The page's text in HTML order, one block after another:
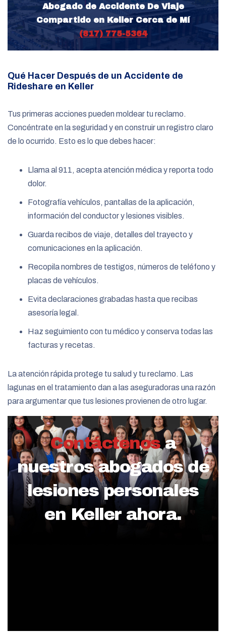
Abogado de Accidente De Viaje
Compartido en Keller Cerca de Mí
(817) 775-5364
Qué Hacer Después de un Accidente de
Rideshare en Keller
Tus primeras acciones pueden moldear tu reclamo.
Concéntrate en la seguridad y en construir un registro claro
de lo ocurrido. Esto es lo que debes hacer:
Llama al 911, acepta atención médica y reporta todo
dolor.
Fotografía vehículos, pantallas de la aplicación,
información del conductor y lesiones visibles.
Guarda recibos de viaje, detalles del trayecto y
comunicaciones en la aplicación.
Recopila nombres de testigos, números de teléfono y
placas de vehículos.
Evita declaraciones grabadas hasta que recibas
asesoría legal.
Haz seguimiento con tu médico y conserva todas las
facturas y recetas.
La atención rápida protege tu salud y tu reclamo. Las
lagunas en el tratamiento dan a las aseguradoras una razón
para argumentar que tus lesiones provienen de otro lugar.
Contáctenos a
nuestros abogados de
lesiones personales
en Keller ahora.